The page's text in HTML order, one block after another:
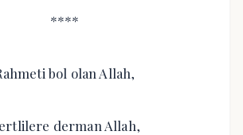
****
bol olan Allah,
derman Allah,